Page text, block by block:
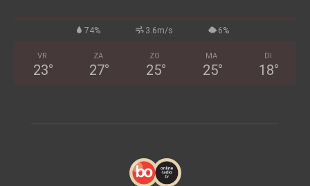
74% 3.6m/s 6%
VR
23°
ZA
27°
ZO
25°
MA
25°
DI
18°